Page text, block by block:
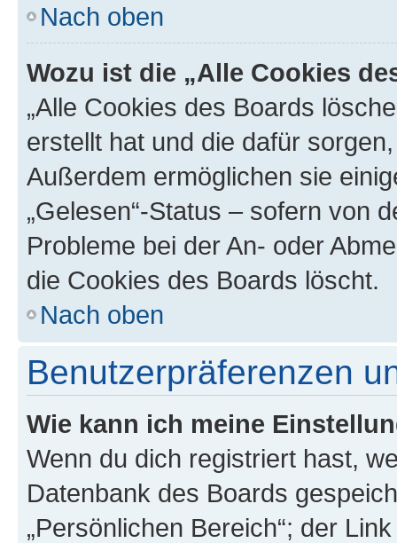
Nach oben
Wozu ist die „Alle Cookies
„Alle Cookies des Boards
erstellt hat und die dafür
Außerdem ermöglichen sie
„Gelesen“-Status – sofern von
Probleme bei der An- oder
die Cookies des Boards löscht.
Nach oben
Benutzerpräferenzen
Wie kann ich meine
Wenn du dich registriert hast,
Datenbank des Boards
„Persönlichen Bereich“; der